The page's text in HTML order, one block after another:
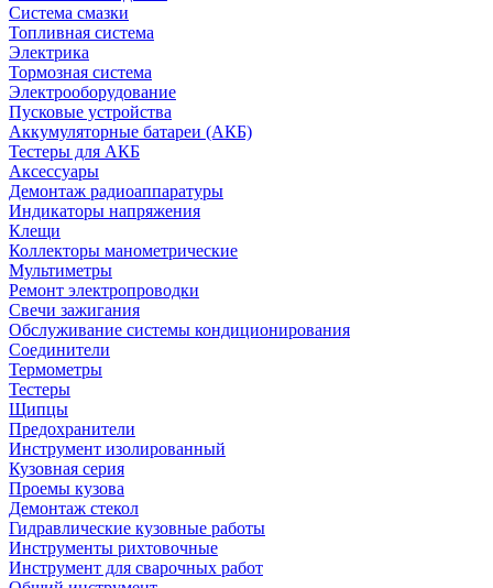
Система смазки
Топливная система
Электрика
Тормозная система
Электрооборудование
Пусковые устройства
Аккумуляторные батареи (АКБ)
Тестеры для АКБ
Аксессуары
Демонтаж радиоаппаратуры
Индикаторы напряжения
Клещи
Коллекторы манометрические
Мультиметры
Ремонт электропроводки
Свечи зажигания
Обслуживание системы кондиционирования
Соединители
Термометры
Тестеры
Щипцы
Предохранители
Инструмент изолированный
Кузовная серия
Проемы кузова
Демонтаж стекол
Гидравлические кузовные работы
Инструменты рихтовочные
Инструмент для сварочных работ